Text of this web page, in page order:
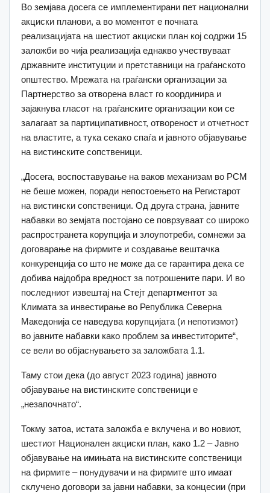
Во земјава досега се имплементирани пет национални
акциски планови, а во моментот е почната
реализацијата на шестиот акциски план кој содржи 15
заложби во чија реализација еднакво учествуваат
државните институции и претставници на граѓанското
општество. Мрежата на граѓански организации за
Партнерство за отворена власт го координира и
зајакнува гласот на граѓанските организации кои се
залагаат за партиципативност, отвореност и отчетност
на властите, а тука секако спаѓа и јавното објавување
на вистинските сопственици.
„Досега, воспоставување на ваков механизам во РСМ
не беше можен, поради непостоењето на Регистарот
на вистински сопственици. Од друга страна, јавните
набавки во земјата постојано се поврзуваат со широко
распространета корупција и злоупотреби, сомнежи за
договарање на фирмите и создавање вештачка
конкуренција со што не може да се гарантира дека се
добива најдобра вредност за потрошените пари. И во
последниот извештај на Стејт департментот за
Климата за инвестирање во Република Северна
Македонија се наведува корупцијата (и непотизмот)
во јавните набавки како проблем за инвеститорите“,
се вели во објаснувањето за заложбата 1.1.
Таму стои дека (до август 2023 година) јавното
објавување на вистинските сопственици е
„незапочнато“.
Токму затоа, истата заложба е вклучена и во новиот,
шестиот Национален акциски план, како 1.2 – Јавно
објавување на имињата на вистинските сопственици
на фирмите – понудувачи и на фирмите што имаат
склучено договори за јавни набавки, за концесии (при